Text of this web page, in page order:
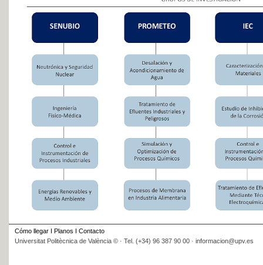
Cómo llegar Planos
Contacto
Universitat Politècnica de València © · Tel. (+34) 96 387 90 00 · informacion@upv.es